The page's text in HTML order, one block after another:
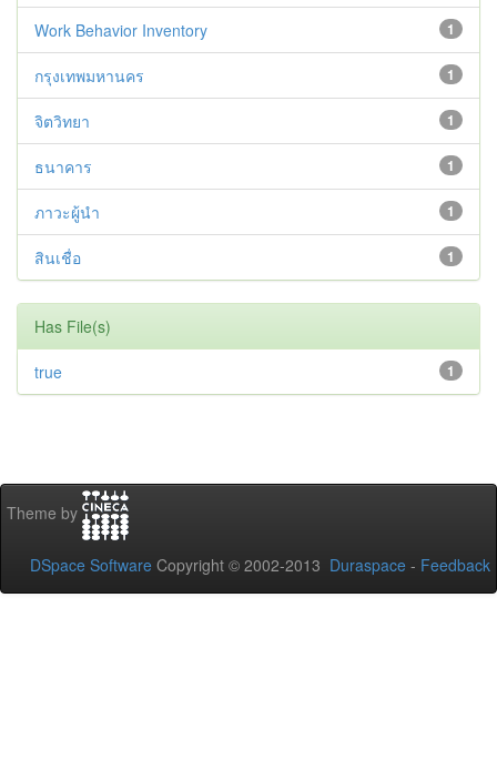
1
Work Behavior Inventory
1
กรุงเทพมหานคร
1
จิตวิทยา
1
ธนาคาร
1
ภาวะผู้นำ
1
สินเชื่อ
Has File(s)
1
true
Theme by
DSpace Software Copyright © 2002-2013 Duraspace - Feedback